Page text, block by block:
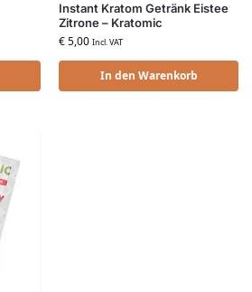
Instant Kratom Getränk Eistee
Zitrone – Kratomic
€5,00 Incl. VAT
In den Warenkorb